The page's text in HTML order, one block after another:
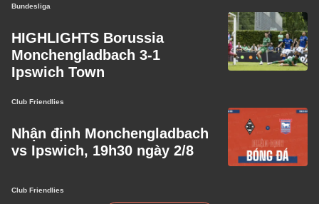
Bundesliga
HIGHLIGHTS Borussia
Monchengladbach 3-1
Ipswich Town
Club Friendlies
Nhận định Monchengladbach
vs Ipswich, 19h30 ngày 2/8
Club Friendlies